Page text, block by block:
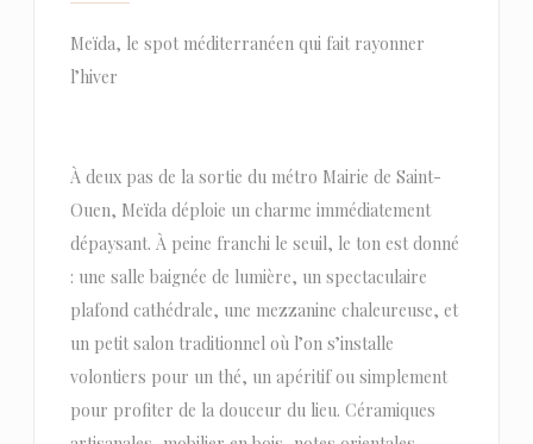
Meïda, le spot méditerranéen qui fait rayonner
l’hiver
À deux pas de la sortie du métro Mairie de Saint-
Ouen, Meïda déploie un charme immédiatement
dépaysant. À peine franchi le seuil, le ton est donné
: une salle baignée de lumière, un spectaculaire
plafond cathédrale, une mezzanine chaleureuse, et
un petit salon traditionnel où l’on s’installe
volontiers pour un thé, un apéritif ou simplement
pour profiter de la douceur du lieu. Céramiques